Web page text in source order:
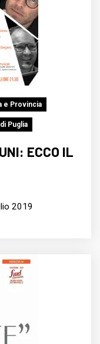
e Provincia
Puglia
ECCO IL
2019